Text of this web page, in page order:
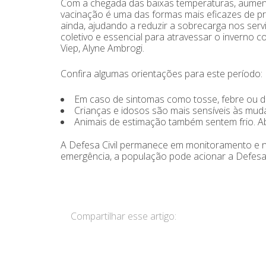
Com a chegada das baixas temperaturas,
vacinação é uma das formas mais eficazes de
ainda, ajudando a reduzir a sobrecarga nos
coletivo e essencial para atravessar o inverno
Viep, Alyne Ambrogi.
Confira algumas orientações para este período:
Em caso de sintomas como tosse, febre ou
Crianças e idosos são mais sensíveis às
Animais de estimação também sentem frio.
A Defesa Civil permanece em monitoramento
emergência, a população pode acionar a
Compartilhar esse artigo: